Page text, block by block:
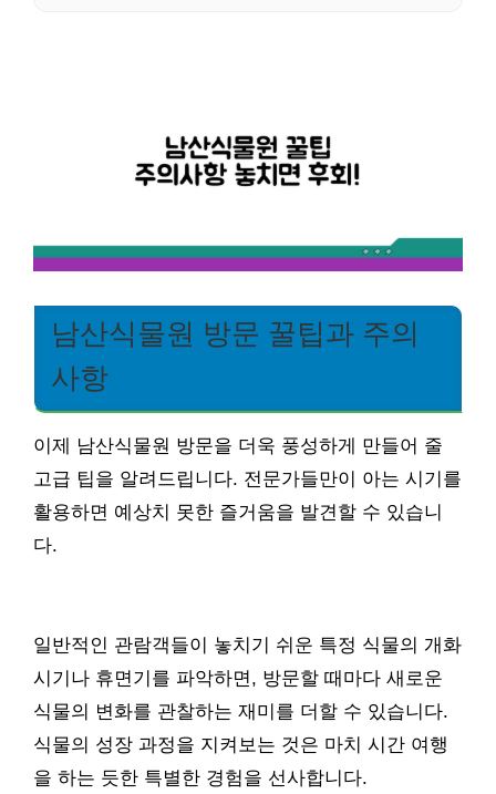
남산식물원 방문 꿀팁과 주의
사항
이제 남산식물원 방문을 더욱 풍성하게 만들어 줄
고급 팁을 알려드립니다. 전문가들만이 아는 시기를
활용하면 예상치 못한 즐거움을 발견할 수 있습니
다.
일반적인 관람객들이 놓치기 쉬운 특정 식물의 개화
시기나 휴면기를 파악하면, 방문할 때마다 새로운
식물의 변화를 관찰하는 재미를 더할 수 있습니다.
식물의 성장 과정을 지켜보는 것은 마치 시간 여행
을 하는 듯한 특별한 경험을 선사합니다.